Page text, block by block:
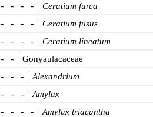
- - - - | Ceratium furca
- - - - | Ceratium fusus
- - - - | Ceratium lineatum
- - | Gonyaulacaceae
- - - | Alexandrium
- - - | Amylax
- - - - | Amylax triacantha